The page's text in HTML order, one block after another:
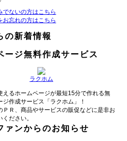
でないの方はこちら
お忘れの方はこちら
の新着情報
ージ無料作成サービス
ラクホム
えるホームページが最短15分で作れる無
ジ作成サービス「ラクホム」！
ＰＲ、商品やサービスの販促などに是非お
ださい。
ァンからのお知らせ